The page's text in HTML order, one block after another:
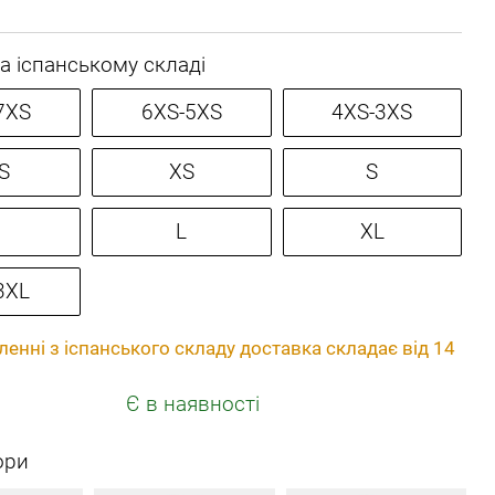
іспанському складі
6XS-5XS 4XS-3XS
XS S
L XL
з іспанського складу доставка складає від 14
Є в наявності